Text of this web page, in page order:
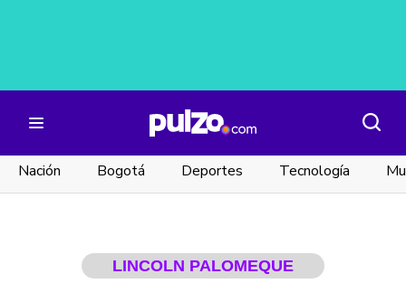
Nación Bogotá Deportes Tecnología
LINCOLN PALOMEQUE